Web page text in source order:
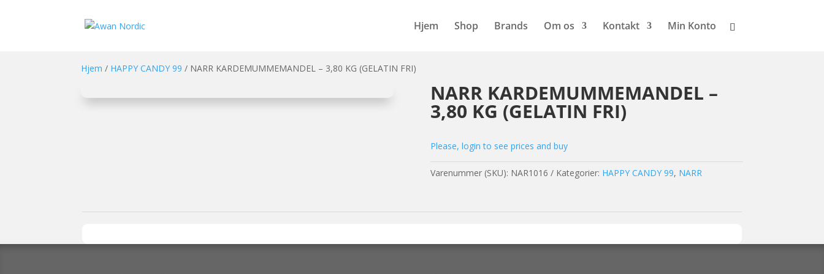
Hjem Shop Brands Om os Kontakt Min Konto
Hjem / HAPPY CANDY 99 / NARR KARDEMUMMEMANDEL – 3,80 KG (GELATIN FRI)
NARR KARDEMUMMEMANDEL –
3,80 KG (GELATIN FRI)
Please, login to see prices and buy
Varenummer (SKU): NAR1016 Kategorier: HAPPY CANDY 99, NARR